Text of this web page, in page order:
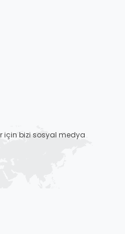
için bizi sosyal medya